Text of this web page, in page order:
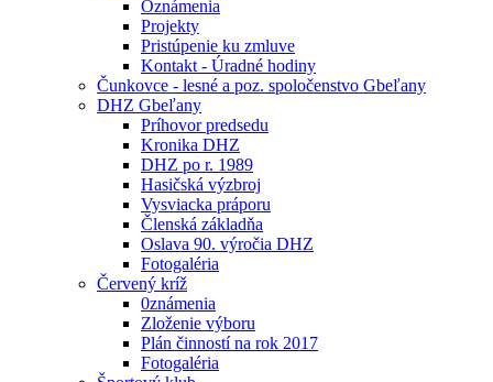
Oznámenia
Projekty
Pristúpenie ku zmluve
Kontakt - Úradné hodiny
Čunkovce - lesné a poz. spoločenstvo Gbeľany
DHZ Gbeľany
Príhovor predsedu
Kronika DHZ
DHZ po r. 1989
Hasičská výzbroj
Vysviacka práporu
Členská základňa
Oslava 90. výročia DHZ
Fotogaléria
Červený kríž
0známenia
Zloženie výboru
Plán činností na rok 2017
Fotogaléria